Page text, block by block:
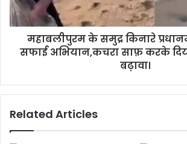
महाबलीपुरम के समुद्र किनारे
सफाई अभियान,कचरा साफ़ करके
बढ़ावा।
Related Articles